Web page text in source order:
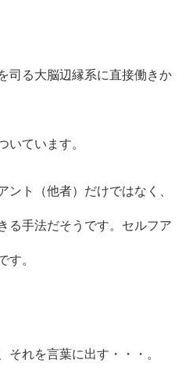
司る大脳辺縁系に直接働きか
いています。
ント（他者）だけではなく、
る手法だそうです。セルフア
す。
それを言葉に出す・・・。